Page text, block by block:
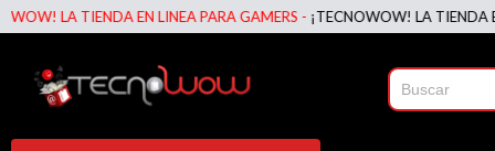
EN LINEA PARA GAMERS -¡TECNOWOW! LA TIENDA EN LINEA